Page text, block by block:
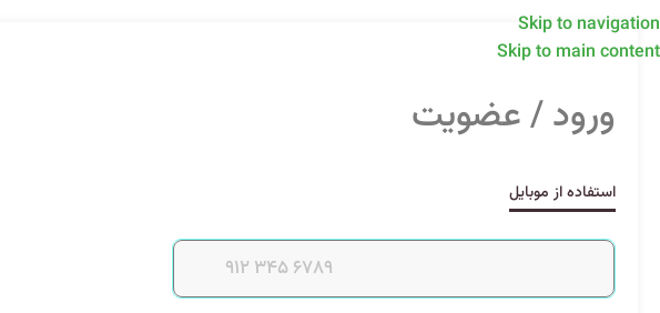
Skip to navigation
Skip to main content
ورود / عضویت
استفاده از موبایل